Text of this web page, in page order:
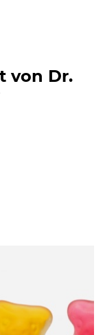
von Dr.